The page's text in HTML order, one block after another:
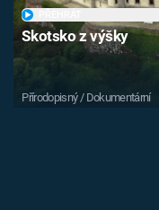
Skotsko z výšky
Přírodopisný / Dokumentární